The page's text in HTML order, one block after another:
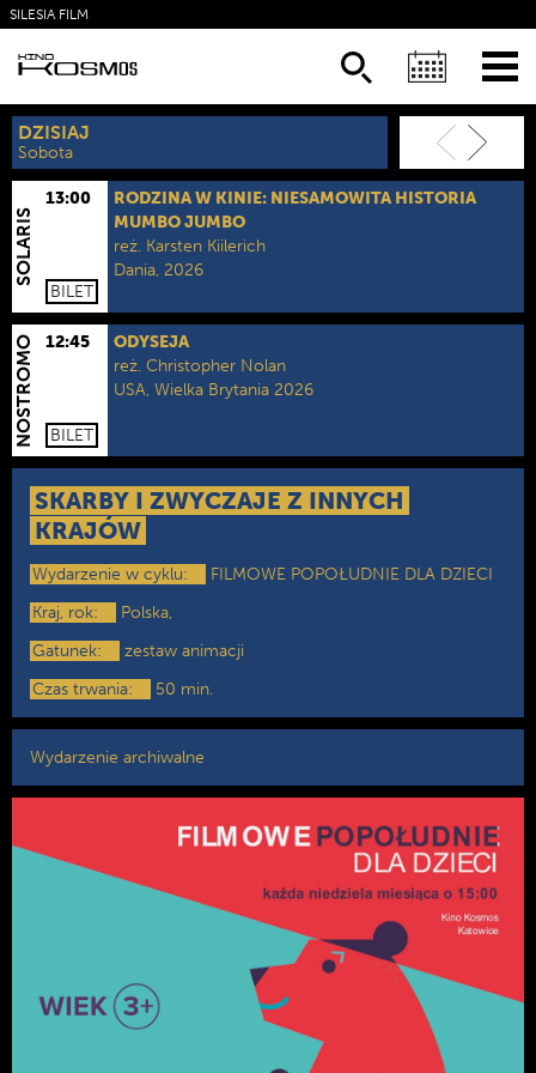
SILESIA FILM
KSIĄŻKI
NEWSLETTER
DZISIAJ
Sobota
JUTRO
Niedziela
SOLARIS
13:00
BILET
RODZINA W KINIE: NIESAMOWITA HISTORIA
MUMBO JUMBO
reż. Karsten Kiilerich
Dania, 2026
czas trwania: 82 min. format: 2D DUB
NOSTROMO 12:45
BILET
ODYSEJA
reż. Christopher Nolan
USA, Wielka Brytania 2026
SKARBY I ZWYCZAJE Z INNYCH
KRAJÓW
Wydarzenie w cyklu:
FILMOWE POPOŁUDNIE DLA DZIECI
Kraj, rok:
Polska,
Gatunek:
zestaw animacji
Czas trwania:
50 min.
Wydarzenie archiwalne